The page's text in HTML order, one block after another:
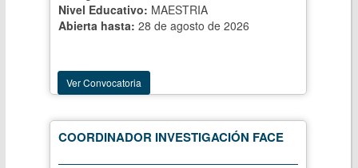
Nivel Educativo: MAESTRIA
Abierta hasta: 28 de agosto de 2026
Ver Convocatoria
COORDINADOR INVESTIGACIÓN FACE